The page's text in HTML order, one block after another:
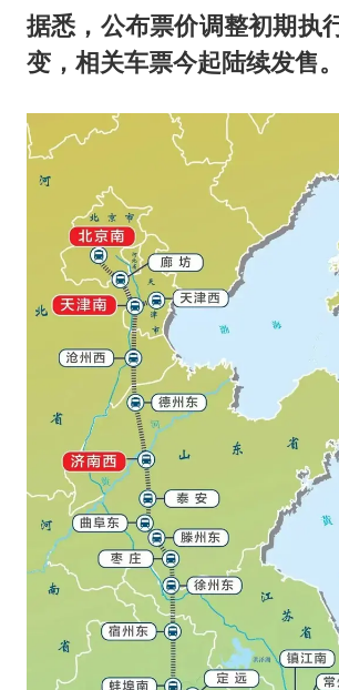
据悉，公布票价调整初期执
变，相关车票今起陆续发售。